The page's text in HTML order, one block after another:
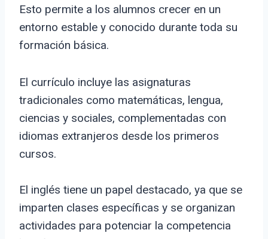
Esto permite a los alumnos crecer en un
entorno estable y conocido durante toda su
formación básica.
El currículo incluye las asignaturas
tradicionales como matemáticas, lengua,
ciencias y sociales, complementadas con
idiomas extranjeros desde los primeros
cursos.
El inglés tiene un papel destacado, ya que se
imparten clases específicas y se organizan
actividades para potenciar la competencia